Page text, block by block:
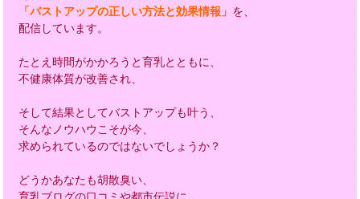
「バストアップの正しい方法と効果情報」 を、
配信しています。
たとえ時間がかかろうと育乳とともに、
不健康体質が改善され、
そして結果としてバストアップも叶う、
そんなノウハウこそが今、
求められているのではないでしょうか？
どうかあなたも胡散臭い、